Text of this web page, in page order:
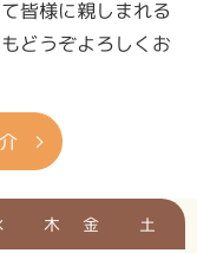
皆様に親しまれる
どうぞよろしくお
木 金 土